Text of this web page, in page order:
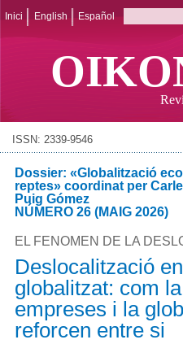
Inici English Español
ISSN: 2339-9546
Dossier: «Globalització
reptes» coordinat per
Puig Gómez
NÚMERO 26 (MAIG 2026)
EL FENOMEN DE LA
Deslocalització
globalitzat: com
empreses i la
reforcen entre si